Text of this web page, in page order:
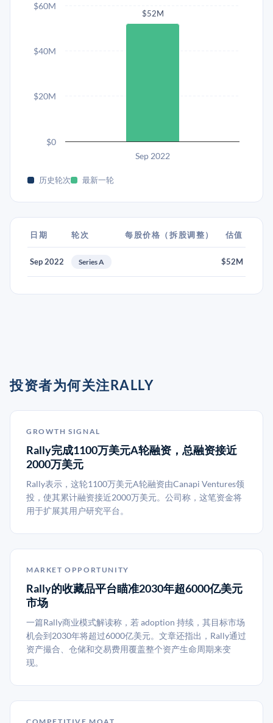
$52M
Sep 2022
$0
$20M
$40M
$60M
历史轮次 最新一轮
日期 轮次 每股价格（拆股调整） 估值
Sep 2022 Series A $52M
投资者为何关注RALLY
GROWTH SIGNAL
Rally完成1100万美元A轮融资，总融资接近
2000万美元
Rally表示，这轮1100万美元A轮融资由Canapi Ventures领
投，使其累计融资接近2000万美元。公司称，这笔资金将
用于扩展其用户研究平台。
MARKET OPPORTUNITY
Rally的收藏品平台瞄准2030年超6000亿美元
市场
一篇Rally商业模式解读称，若 adoption 持续，其目标市场
机会到2030年将超过6000亿美元。文章还指出，Rally通过
资产撮合、仓储和交易费用覆盖整个资产生命周期来变
现。